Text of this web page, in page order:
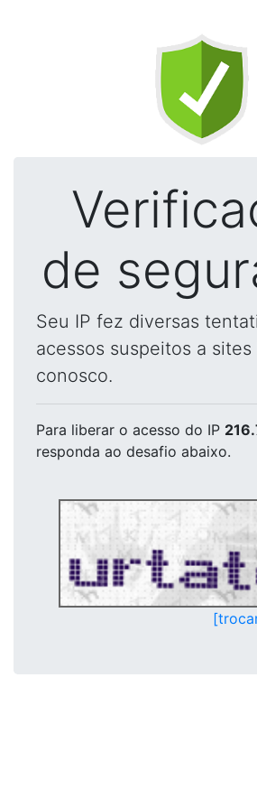
de
Seu IP fez diversas
acessos suspeitos a
conosco.
Para liberar o acesso do IP
responda ao desafio abaixo.